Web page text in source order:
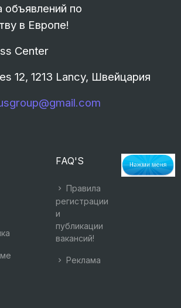
по
в Европе!
Center
12, 1213 Lancy, Швейцария
FAQ'S
Правила
регистрации
и
публикации
вакансий!
Реклама